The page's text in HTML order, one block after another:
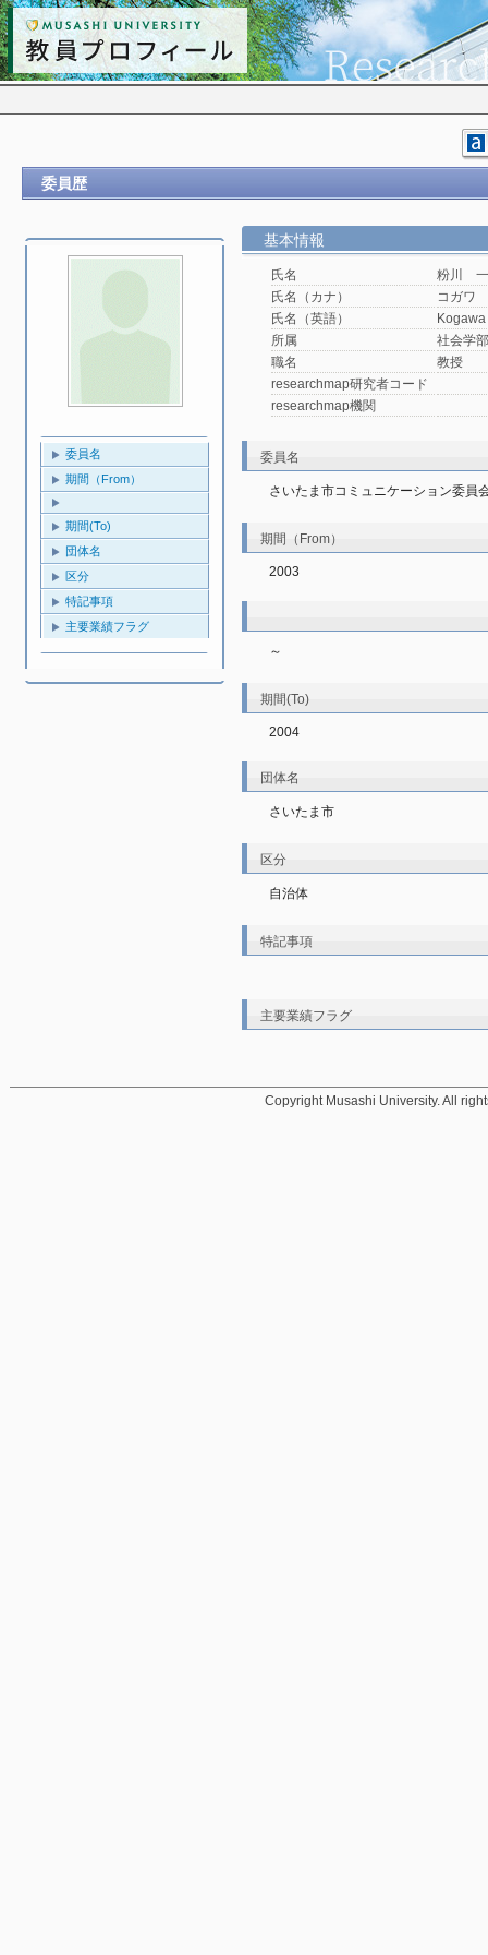
委員歴
委員名
期間（From）
期間(To)
団体名
区分
特記事項
主要業績フラグ
基本情報
氏名
粉川
氏名（カナ）
コガワ
氏名（英語）
所属
社会学
職名
教授
researchmap研究者コード
researchmap機関
委員名
さいたま市コミュニケーション委員
期間（From）
2003
～
期間(To)
2004
団体名
さいたま市
区分
自治体
特記事項
主要業績フラグ